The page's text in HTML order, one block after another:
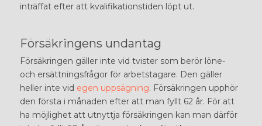
inträffat efter att kvalifikationstiden löpt ut.
Försäkringens undantag
Försäkringen gäller inte vid tvister som berör löne-
och ersättningsfrågor för arbetstagare. Den gäller
heller inte vid egen uppsägning. Försäkringen upphör
den första i månaden efter att man fyllt 62 år. För att
ha möjlighet att utnyttja försäkringen kan man därför